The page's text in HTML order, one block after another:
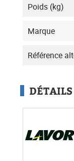
Poids (kg)
Marque
Référence